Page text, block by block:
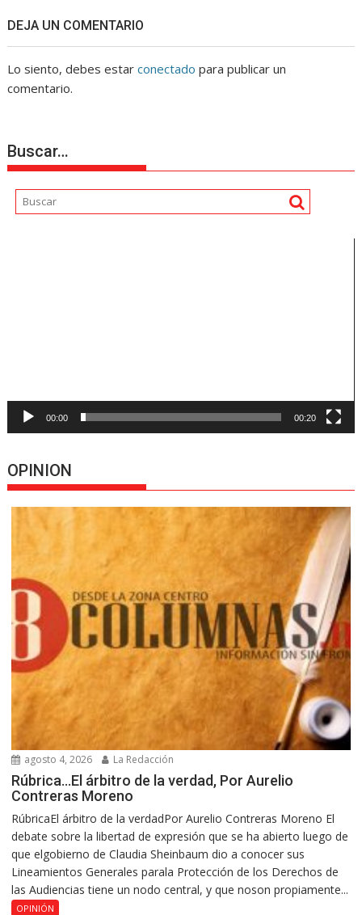
DEJA UN COMENTARIO
Lo siento, debes estarconectado para publicar un
comentario.
Buscar…
00:00 00:20
OPINION
agosto 4, 2026 La Redacción
Rúbrica…El árbitro de la verdad, Por Aurelio
Contreras Moreno
RúbricaEl árbitro de la verdadPor Aurelio Contreras Moreno El
debate sobre la libertad de expresión que se ha abierto luego de
que elgobierno de Claudia Sheinbaum dio a conocer sus
Lineamientos Generales parala Protección de los Derechos de
las Audiencias tiene un nodo central, y que noson propiamente...
OPINIÓN